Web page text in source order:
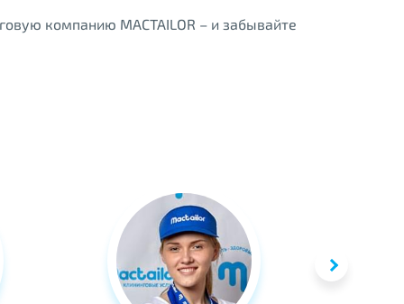
компанию MACTAILOR – и забывайте